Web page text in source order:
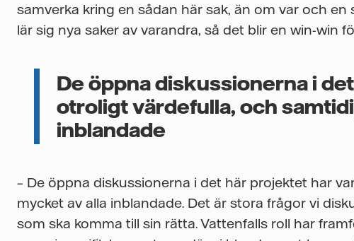
samverka kring en sådan här sak, än om var och en
lär sig nya saker av varandra, så det blir en win-win
De öppna diskussionerna i
otroligt värdefulla, och
inblandade
– De öppna diskussionerna i det här projektet har
mycket av alla inblandade. Det är stora frågor vi
som ska komma till sin rätta. Vattenfalls roll har